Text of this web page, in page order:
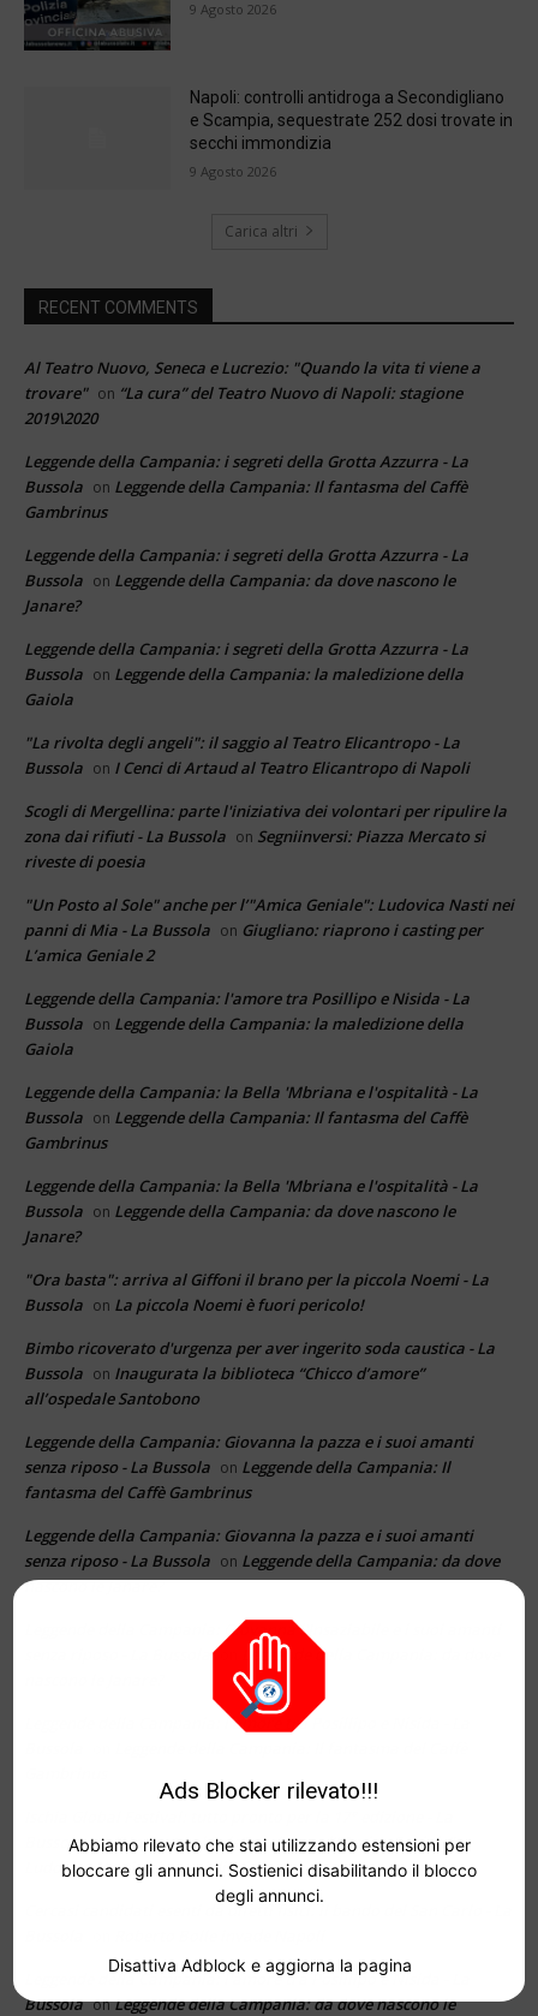
9 Agosto 2026
Napoli: controlli antidroga a Secondigliano
e Scampia, sequestrate 252 dosi trovate in
secchi immondizia
9 Agosto 2026
Carica altri
RECENT COMMENTS
Al Teatro Nuovo, Seneca e Lucrezio: "Quando la vita ti viene a
trovare" on “La cura” del Teatro Nuovo di Napoli: stagione
2019\2020
Leggende della Campania: i segreti della Grotta Azzurra - La
Bussola on Leggende della Campania: Il fantasma del Caffè
Gambrinus
Leggende della Campania: i segreti della Grotta Azzurra - La
Bussola on Leggende della Campania: da dove nascono le
Janare?
Leggende della Campania: i segreti della Grotta Azzurra - La
Bussola on Leggende della Campania: la maledizione della
Gaiola
"La rivolta degli angeli": il saggio al Teatro Elicantropo - La
Bussola on I Cenci di Artaud al Teatro Elicantropo di Napoli
Scogli di Mergellina: parte l'iniziativa dei volontari per ripulire la
zona dai rifiuti - La Bussola on Segniinversi: Piazza Mercato si
riveste di poesia
"Un Posto al Sole" anche per l’"Amica Geniale": Ludovica Nasti nei
panni di Mia - La Bussola on Giugliano: riaprono i casting per
L’amica Geniale 2
Leggende della Campania: l'amore tra Posillipo e Nisida - La
Bussola on Leggende della Campania: la maledizione della
Gaiola
Leggende della Campania: la Bella 'Mbriana e l'ospitalità - La
Bussola on Leggende della Campania: Il fantasma del Caffè
Gambrinus
Leggende della Campania: la Bella 'Mbriana e l'ospitalità - La
Bussola on Leggende della Campania: da dove nascono le
Janare?
"Ora basta": arriva al Giffoni il brano per la piccola Noemi - La
Bussola on La piccola Noemi è fuori pericolo!
Bimbo ricoverato d'urgenza per aver ingerito soda caustica - La
Bussola on Inaugurata la biblioteca “Chicco d’amore”
all’ospedale Santobono
Leggende della Campania: Giovanna la pazza e i suoi amanti
senza riposo - La Bussola on Leggende della Campania: Il
fantasma del Caffè Gambrinus
Leggende della Campania: Giovanna la pazza e i suoi amanti
senza riposo - La Bussola on Leggende della Campania: da dove
nascono le Janare?
Leggende della Campania: Giovanna l'Insaziabile e i suoi amanti
on
Leggende della Campania: da dove
Leggende della Campania: l'amore tra Posillipo e Nisida - La
Bussola on“Un Posto al Sole” anche per l’”Amica Geniale”:
Ludovica Nasti nei panni di Mia
Cercasi candidati esenti da difetti fisici: il bando del San Carlo - La
Leggende della Campania: l'amore tra Posillipo e Nisida - La
Bussola onLeggende della Campania: da dove nascono le
Ads Blocker rilevato!!!
Abbiamo rilevato che stai utilizzando estensioni per
bloccare gli annunci. Sostienici disabilitando il blocco
degli annunci.
Disattiva Adblock e aggiorna la pagina